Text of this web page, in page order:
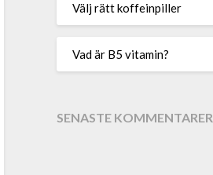
Välj rätt koffeinpiller
Vad är B5 vitamin?
SENASTE KOMMENTARER